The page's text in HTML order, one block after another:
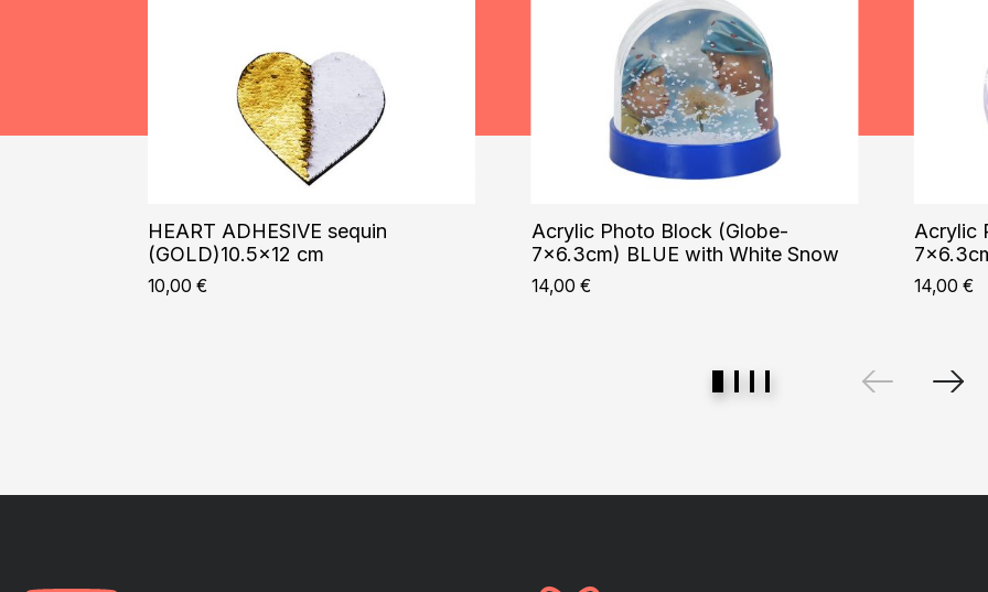
HEART ADHESIVE sequin
(GOLD)10.5×12 cm
10,00€
Acrylic Photo Block (Globe-
7×6.3cm) BLUE with White Snow
14,00 €
Acrylic
14,00€